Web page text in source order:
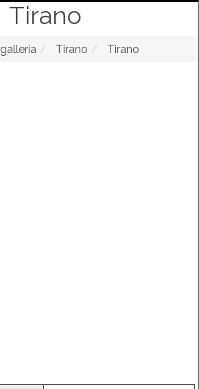
Tirano
galleria Tirano Tirano